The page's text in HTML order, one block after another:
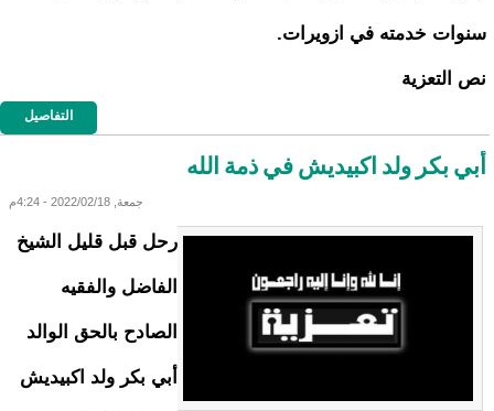
سنوات خدمته في ازويرات.
نص التعزية
التفاصيل
أبي بكر ولد اكبيديش في ذمة الله
جمعة, 2022/02/18 - 4:24م
رحل قبل قليل الشيخ
الفاضل والفقيه
الصادح بالحق الوالد
أبي بكر ولد اكبيديش